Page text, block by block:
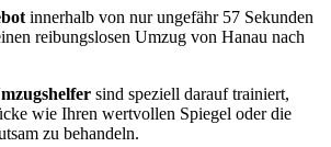
innerhalb von nur ungefähr 57 Sekunden
reibungslosen Umzug von Hanau nach
sind speziell darauf trainiert,
wie Ihren wertvollen Spiegel oder die
zu behandeln.